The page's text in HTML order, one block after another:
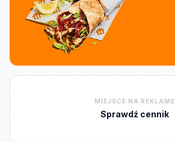
MIEJSCE NA REKLAMĘ
Sprawdź cennik